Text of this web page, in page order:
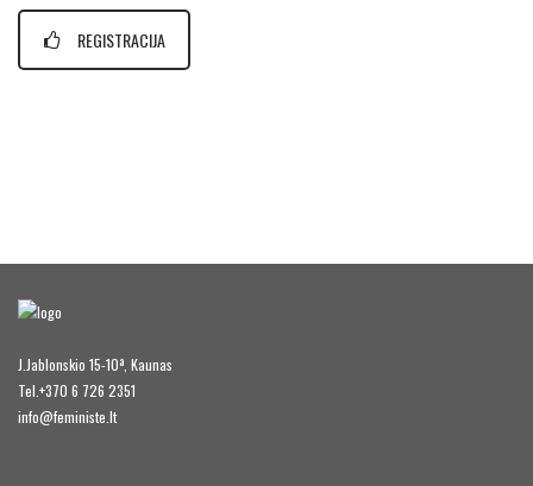
REGISTRACIJA
J.Jablonskio 15-10ª, Kaunas
Tel.+370 6 726 2351
info@feministe.lt